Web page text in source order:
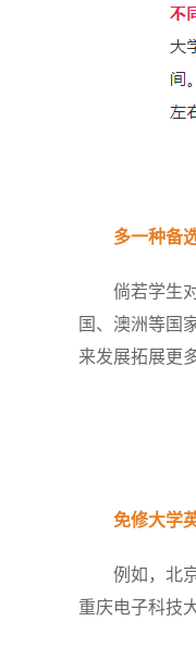
多一种备
倘若学生对
国、澳洲等国
来发展拓展更
免修大学
例如，北京
重庆电子科技